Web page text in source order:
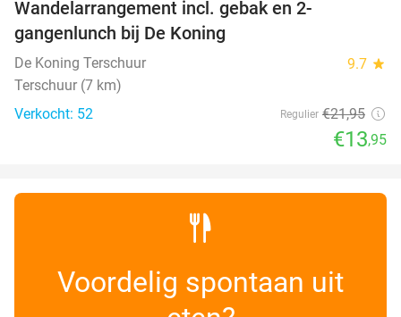
Wandelarrangement incl. gebak en 2-
gangenlunch bij De Koning
De Koning Terschuur 9.7 star
Terschuur (7 km)
Verkocht: 52
Regulier €21,95
€13,95
Voordelig spontaan uit